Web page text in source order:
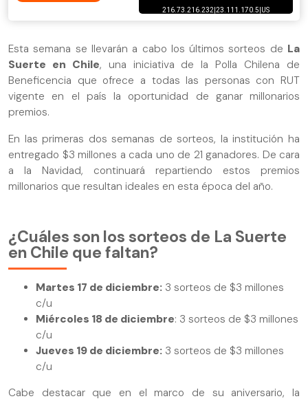
Esta semana se llevarán a cabo los últimos sorteos de La
Suerte en Chile, una iniciativa de la Polla Chilena de
Beneficencia que ofrece a todas las personas con RUT
vigente en el país la oportunidad de ganar millonarios
premios.
En las primeras dos semanas de sorteos, la institución ha
entregado $3 millones a cada uno de 21 ganadores. De cara
a la Navidad, continuará repartiendo estos premios
millonarios que resultan ideales en esta época del año.
¿Cuáles son los sorteos de La Suerte
en Chile que faltan?
Martes 17 de diciembre: 3 sorteos de $3 millones
c/u
Miércoles 18 de diciembre: 3 sorteos de $3 millones
c/u
Jueves 19 de diciembre: 3 sorteos de $3 millones
c/u
Cabe destacar que en el marco de su aniversario, la